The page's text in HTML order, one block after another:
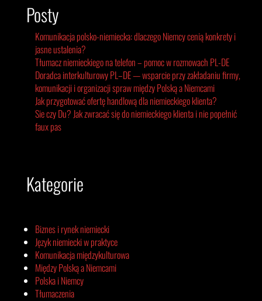
Posty
Komunikacja polsko-niemiecka: dlaczego Niemcy cenią konkrety i
jasne ustalenia?
Tłumacz niemieckiego na telefon – pomoc w rozmowach PL-DE
Doradca interkulturowy PL–DE — wsparcie przy zakładaniu firmy,
komunikacji i organizacji spraw między Polską a Niemcami
Jak przygotować ofertę handlową dla niemieckiego klienta?
Sie czy Du? Jak zwracać się do niemieckiego klienta i nie popełnić
faux pas
Kategorie
Biznes i rynek niemiecki
Język niemiecki w praktyce
Komunikacja międzykulturowa
Między Polską a Niemcami
Polska i Niemcy
Tłumaczenia